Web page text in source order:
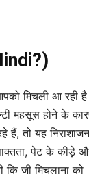
मिचली आ रही
महसूस होने के
तो यह
पेट के कीड़े
जी मिचलाना को